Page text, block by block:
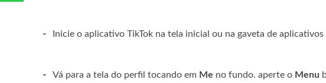
- Inicie o aplicativo TikTok na tela inicial ou na gaveta de
- Vá para a tela do perfil tocando em Me no fundo. aperte o Menu